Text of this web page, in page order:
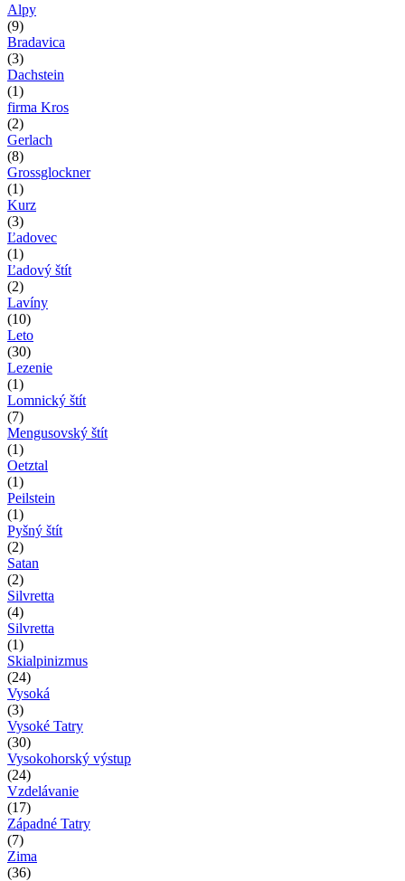
Alpy
(9)
Bradavica
(3)
Dachstein
(1)
firma Kros
(2)
Gerlach
(8)
Grossglockner
(1)
Kurz
(3)
Ľadovec
(1)
Ľadový štít
(2)
Lavíny
(10)
Leto
(30)
Lezenie
(1)
Lomnický štít
(7)
Mengusovský štít
(1)
Oetztal
(1)
Peilstein
(1)
Pyšný štít
(2)
Satan
(2)
Silvretta
(4)
Silvretta
(1)
Skialpinizmus
(24)
Vysoká
(3)
Vysoké Tatry
(30)
Vysokohorský výstup
(24)
Vzdelávanie
(17)
Západné Tatry
(7)
Zima
(36)